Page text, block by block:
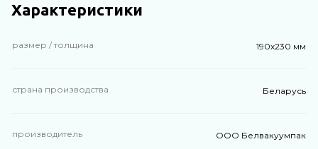
Характеристики
размер / толщина 190х230 мм
страна производства Беларусь
производитель ООО Белвакуумпак